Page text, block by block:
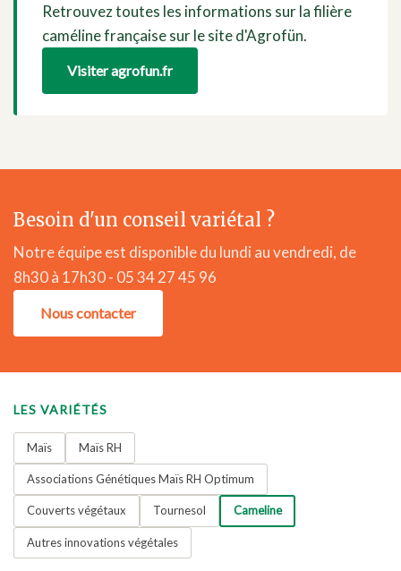
Retrouvez toutes les informations sur la filière
caméline française sur le site d'Agrofün.
Visiter agrofun.fr
Besoin d'un conseil variétal ?
Notre équipe est disponible du lundi au vendredi, de
8h30 à 17h30 - 05 34 27 45 96
Nous contacter
LES VARIÉTÉS
Maïs Maïs RH
Associations Génétiques Maïs RH Optimum
Couverts végétaux Tournesol Cameline
Autres innovations végétales